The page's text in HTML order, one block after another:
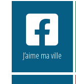
J’aime ma ville